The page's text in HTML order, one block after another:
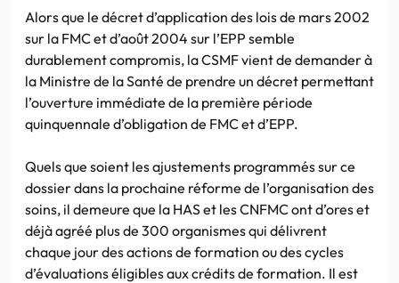
Alors que le décret d’application des lois de mars 2002
sur la FMC et d’août 2004 sur l’EPP semble
durablement compromis, la CSMF vient de demander à
la Ministre de la Santé de prendre un décret permettant
l’ouverture immédiate de la première période
quinquennale d’obligation de FMC et d’EPP.
Quels que soient les ajustements programmés sur ce
dossier dans la prochaine réforme de l’organisation des
soins, il demeure que la HAS et les CNFMC ont d’ores et
déjà agréé plus de 300 organismes qui délivrent
chaque jour des actions de formation ou des cycles
d’évaluations éligibles aux crédits de formation. Il est